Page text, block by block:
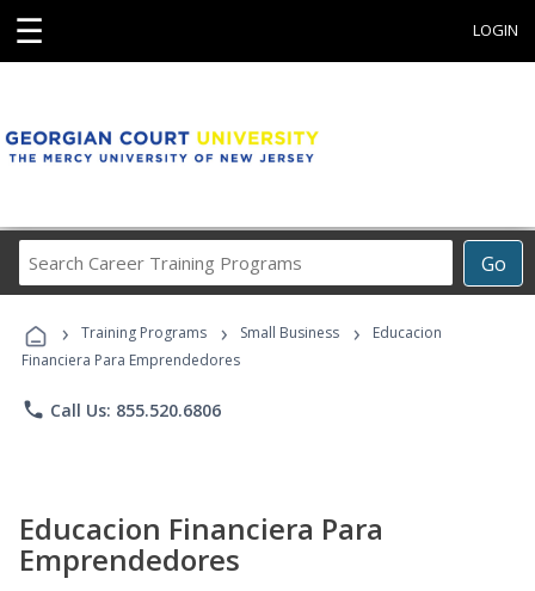
☰ LOGIN
Go
Career
Programs
› Training Programs › Small Business ›
Educacion
Financiera Para Emprendedores
phone Call Us: 855.520.6806
Educacion Financiera Para
Emprendedores